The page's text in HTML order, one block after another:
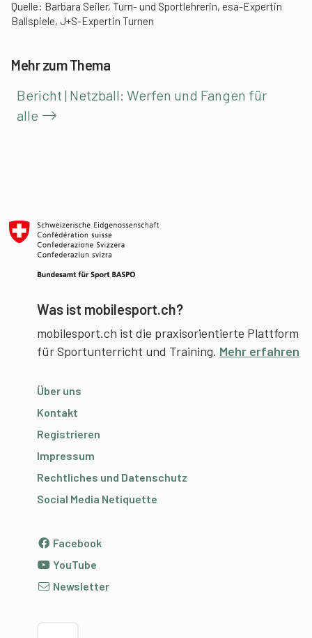
Quelle: Barbara Seiler, Turn- und Sportlehrerin, esa-Expertin
Ballspiele, J+S-Expertin Turnen
Mehr zum Thema
Bericht | Netzball: Werfen und Fangen für
alle
Was ist mobilesport.ch?
mobilesport.ch ist die praxisorientierte Plattform
für Sportunterricht und Training. Mehr erfahren
Über uns
Kontakt
Registrieren
Impressum
Rechtliches und Datenschutz
Social Media Netiquette
Facebook
YouTube
Newsletter